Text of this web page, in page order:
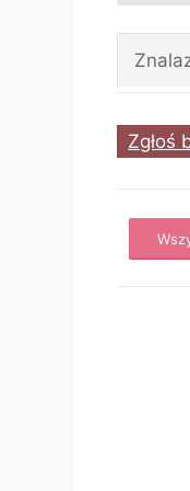
Zgłoś